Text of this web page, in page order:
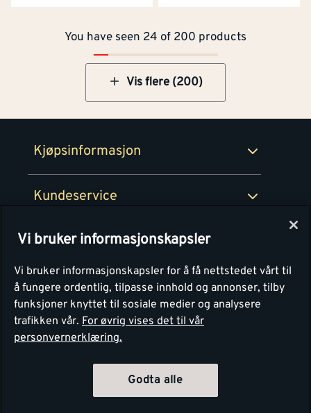
You have seen 24 of 200 products
Vis flere (200)
Kjøpsinformasjon
Betaling
Retur- og angrerettsskjema
Kundeservice
Medlemsavtaler
Montér
Personvern
Vi bruker informasjonskapsler
Vi bruker informasjonskapsler for å få nettstedet vårt til
å fungere ordentlig, tilpasse innhold og annonser, tilby
funksjoner knyttet til sosiale medier og analysere
trafikken vår. For øvrig vises det til vår
personvernerklæring.
Godta alle